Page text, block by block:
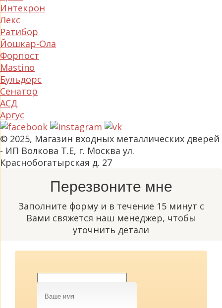
Интекрон
Лекс
Ратибор
Йошкар-Ола
Форпост
Mastino
Бульдорс
Сенатор
АСД
Аргус
© 2025, Магазин входных металлических дверей
- ИП Волкова Т.Е, г. Москва ул.
Краснобогатырская д. 27
Перезвоните мне
Заполните форму и в течение 15 минут с
Вами свяжется наш менеджер, чтобы
уточнить детали
Ваше
имя